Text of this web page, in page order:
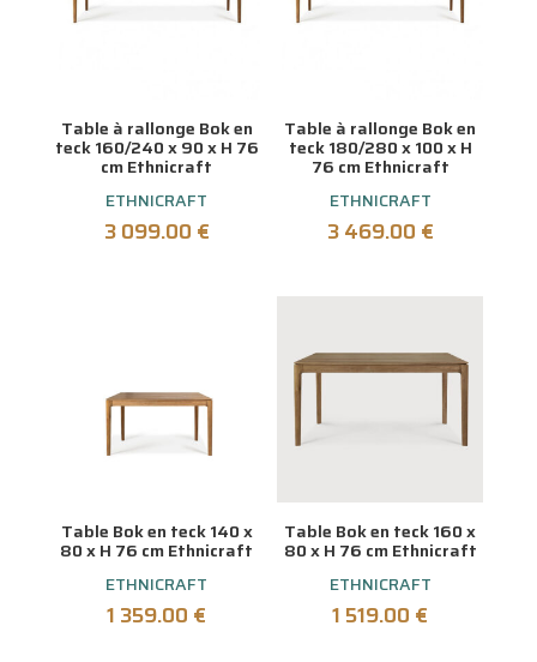
Table à rallonge Bok en
teck 160/240 x 90 x H 76
cm Ethnicraft
ETHNICRAFT
3 099.00 €
Table à rallonge Bok en
teck 180/280 x 100 x H
76 cm Ethnicraft
ETHNICRAFT
3 469.00 €
Table Bok en teck 140 x
80 x H 76 cm Ethnicraft
ETHNICRAFT
1 359.00 €
Table Bok en teck 160 x
80 x H 76 cm Ethnicraft
ETHNICRAFT
1 519.00 €